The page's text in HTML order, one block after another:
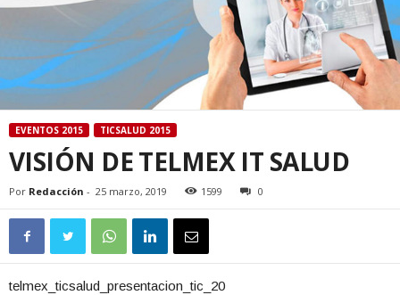
EVENTOS 2015 TICSALUD 2015
VISIÓN DE TELMEX IT SALUD
Por Redacción - 25 marzo, 2019 1599 0
telmex_ticsalud_presentacion_tic_20